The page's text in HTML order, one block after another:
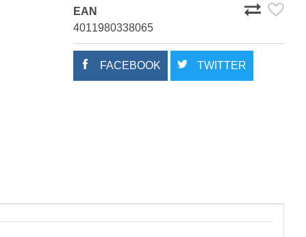
EAN
4011980338065
FACEBOOK TWITTER